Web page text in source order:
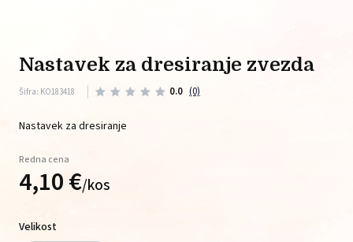
nastavek za dresiranje zvezda
Šifra: KO183418 0.0 (0)
Nastavek za dresiranje
Redna cena
4,10€/kos
Velikost